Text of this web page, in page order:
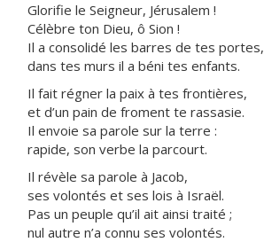
Glorifie le Seigneur, Jérusalem !
Célèbre ton Dieu, ô Sion !
Il a consolidé les barres de tes portes,
dans tes murs il a béni tes enfants.
Il fait régner la paix à tes frontières,
et d’un pain de froment te rassasie.
Il envoie sa parole sur la terre :
rapide, son verbe la parcourt.
Il révèle sa parole à Jacob,
ses volontés et ses lois à Israël.
Pas un peuple qu’il ait ainsi traité ;
nul autre n’a connu ses volontés.